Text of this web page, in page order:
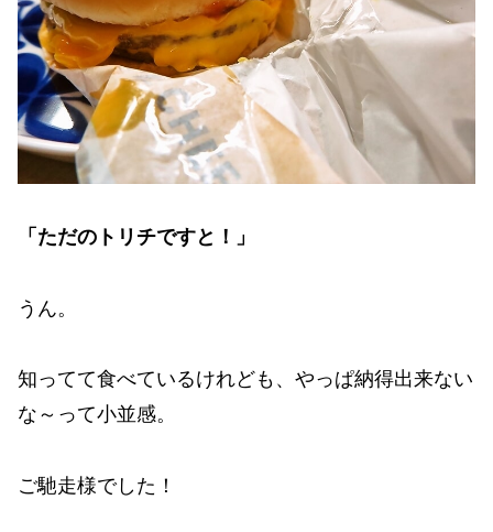
「ただのトリチですと！」
うん。
知ってて食べているけれども、やっぱ納得出来ない
な～って小並感。
ご馳走様でした！